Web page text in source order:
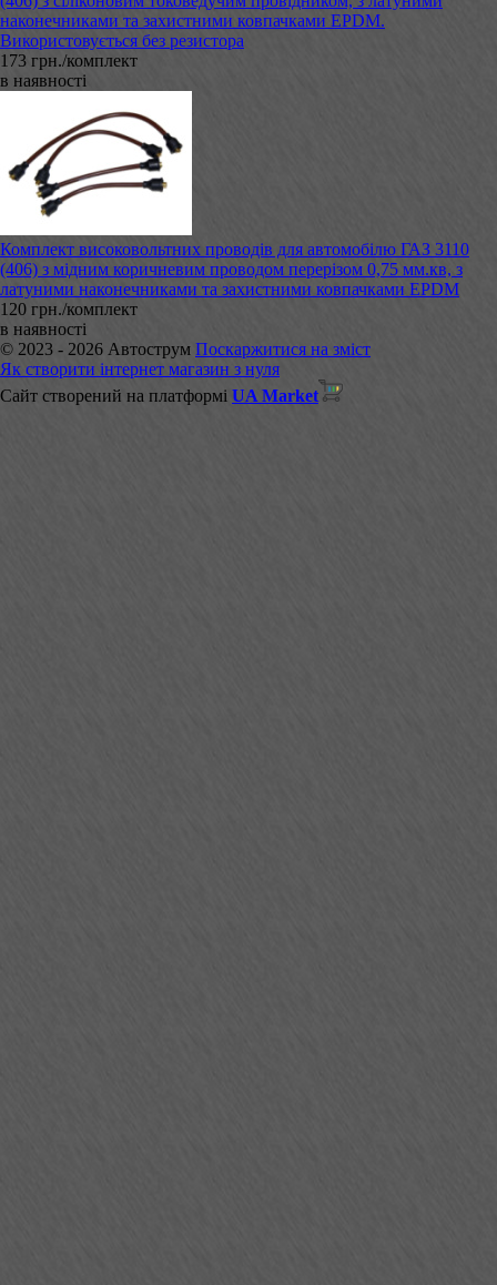
наконечниками та захистними ковпачками EPDM.
Використовується без резистора
173 грн./комплект
в наявності
Комплект високовольтних проводів для автомобілю ГАЗ 3110
(406) з мідним коричневим проводом перерізом 0,75 мм.кв, з
латуними наконечниками та захистними ковпачками EPDM
120 грн./комплект
в наявності
© 2023 - 2026 Автострум Поскаржитися на зміст
Як створити інтернет магазин з нуля
Сайт створений на платформі UA Market